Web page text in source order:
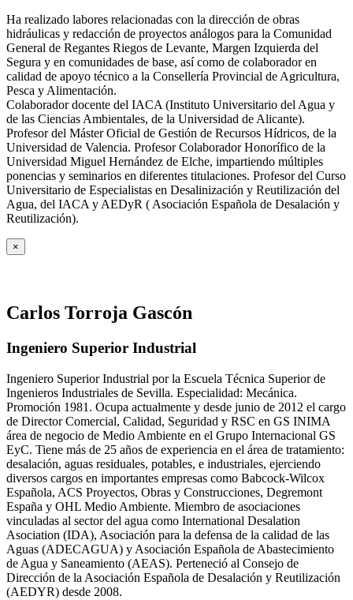
Ha realizado labores relacionadas con la dirección de obras
hidráulicas y redacción de proyectos análogos para la Comunidad
General de Regantes Riegos de Levante, Margen Izquierda del
Segura y en comunidades de base, así como de colaborador en
calidad de apoyo técnico a la Consellería Provincial de Agricultura,
Pesca y Alimentación.
Colaborador docente del IACA (Instituto Universitario del Agua y
de las Ciencias Ambientales, de la Universidad de Alicante).
Profesor del Máster Oficial de Gestión de Recursos Hídricos, de la
Universidad de Valencia. Profesor Colaborador Honorífico de la
Universidad Miguel Hernández de Elche, impartiendo múltiples
ponencias y seminarios en diferentes titulaciones. Profesor del Curso
Universitario de Especialistas en Desalinización y Reutilización del
Agua, del IACA y AEDyR ( Asociación Española de Desalación y
Reutilización).
×
Carlos Torroja Gascón
Ingeniero Superior Industrial
Ingeniero Superior Industrial por la Escuela Técnica Superior de
Ingenieros Industriales de Sevilla. Especialidad: Mecánica.
Promoción 1981. Ocupa actualmente y desde junio de 2012 el cargo
de Director Comercial, Calidad, Seguridad y RSC en GS INIMA
área de negocio de Medio Ambiente en el Grupo Internacional GS
EyC. Tiene más de 25 años de experiencia en el área de tratamiento:
desalación, aguas residuales, potables, e industriales, ejerciendo
diversos cargos en importantes empresas como Babcock-Wilcox
Española, ACS Proyectos, Obras y Construcciones, Degremont
España y OHL Medio Ambiente. Miembro de asociaciones
vinculadas al sector del agua como International Desalation
Asociation (IDA), Asociación para la defensa de la calidad de las
Aguas (ADECAGUA) y Asociación Española de Abastecimiento
de Agua y Saneamiento (AEAS). Perteneció al Consejo de
Dirección de la Asociación Española de Desalación y Reutilización
(AEDYR) desde 2008.